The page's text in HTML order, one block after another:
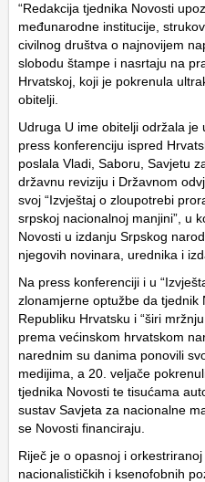
“Redakcija tjednika Novosti
međunarodne institucije,
civilnog društva o najnovijem
slobodu štampe i nasrtaju na
Hrvatskoj, koji je pokrenula
obitelji.
Udruga U ime obitelji održala je
press konferenciju ispred
poslala Vladi, Saboru, Savjetu
državnu reviziju i Državnom
svoj “Izvještaj o zloupotrebi
srpskoj nacionalnoj manjini”, u
Novosti u izdanju Srpskog
njegovih novinara, urednika i
Na press konferenciji i u
zlonamjerne optužbe da tjednik
Republiku Hrvatsku i “širi
prema većinskom hrvatskom
narednim su danima ponovili
medijima, a 20. veljače
tjednika Novosti te tisućama
sustav Savjeta za nacionalne
se Novosti financiraju.
Riječ je o opasnoj i
nacionalističkih i ksenofobnih